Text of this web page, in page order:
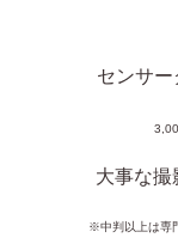
センサー
大事な撮
※中判以上は専